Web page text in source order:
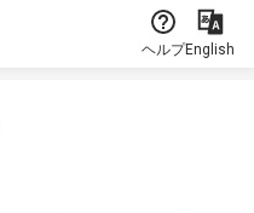
ヘルプEnglish